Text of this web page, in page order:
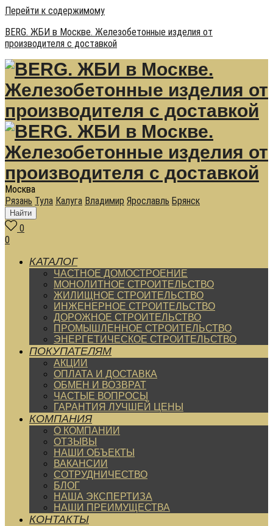
Перейти к содержимому
BERG. ЖБИ в Москве. Железобетонные изделия от
производителя с доставкой
Москва
Рязань Тула Калуга Владимир Ярославль Брянск
Найти
0
0
КАТАЛОГ
ЧАСТНОЕ ДОМОСТРОЕНИЕ
МОНОЛИТНОЕ СТРОИТЕЛЬСТВО
ЖИЛИЩНОЕ СТРОИТЕЛЬСТВО
ИНЖЕНЕРНОЕ СТРОИТЕЛЬСТВО
ДОРОЖНОЕ СТРОИТЕЛЬСТВО
ПРОМЫШЛЕННОЕ СТРОИТЕЛЬСТВО
ЭНЕРГЕТИЧЕСКОЕ СТРОИТЕЛЬСТВО
ПОКУПАТЕЛЯМ
АКЦИИ
ОПЛАТА И ДОСТАВКА
ОБМЕН И ВОЗВРАТ
ЧАСТЫЕ ВОПРОСЫ
ГАРАНТИЯ ЛУЧШЕЙ ЦЕНЫ
КОМПАНИЯ
О КОМПАНИИ
ОТЗЫВЫ
НАШИ ОБЪЕКТЫ
ВАКАНСИИ
СОТРУДНИЧЕСТВО
БЛОГ
НАША ЭКСПЕРТИЗА
НАШИ ПРЕИМУЩЕСТВА
КОНТАКТЫ